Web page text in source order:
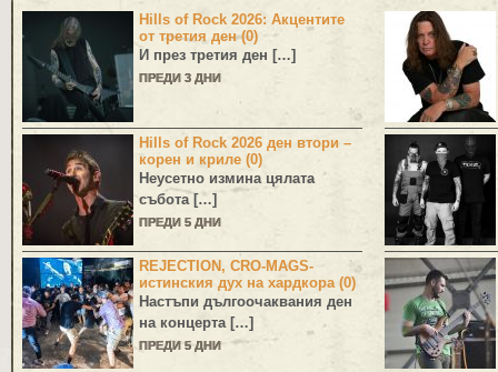
Hills of Rock 2026: Акцентите
от третия ден (0)
И през третия ден […]
ПРЕДИ 3 ДНИ
Hills of Rock 2026 ден втори –
корен и криле (0)
Неусетно измина цялата
събота […]
ПРЕДИ 5 ДНИ
REJECTION, CRO-MAGS-
истинския дух на хардкора (0)
Настъпи дългоочаквания ден
на концерта […]
ПРЕДИ 5 ДНИ